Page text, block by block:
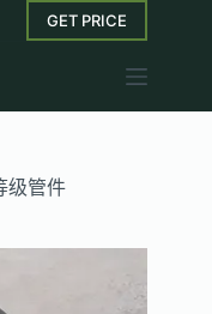
GET PRICE
级管件